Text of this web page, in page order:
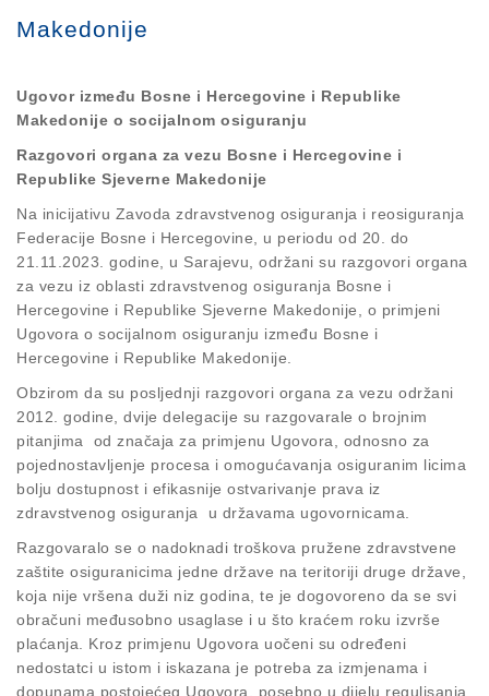
Makedonije
Ugovor između Bosne i Hercegovine i Republike
Makedonije o socijalnom osiguranju
Razgovori organa za vezu Bosne i Hercegovine i
Republike Sjeverne Makedonije
Na inicijativu Zavoda zdravstvenog osiguranja i reosiguranja
Federacije Bosne i Hercegovine, u periodu od 20. do
21.11.2023. godine, u Sarajevu, održani su razgovori organa
za vezu iz oblasti zdravstvenog osiguranja Bosne i
Hercegovine i Republike Sjeverne Makedonije, o primjeni
Ugovora o socijalnom osiguranju između Bosne i
Hercegovine i Republike Makedonije.
Obzirom da su posljednji razgovori organa za vezu održani
2012. godine, dvije delegacije su razgovarale o brojnim
pitanjima od značaja za primjenu Ugovora, odnosno za
pojednostavljenje procesa i omogućavanja osiguranim licima
bolju dostupnost i efikasnije ostvarivanje prava iz
zdravstvenog osiguranja u državama ugovornicama.
Razgovaralo se o nadoknadi troškova pružene zdravstvene
zaštite osiguranicima jedne države na teritoriji druge države,
koja nije vršena duži niz godina, te je dogovoreno da se svi
obračuni međusobno usaglase i u što kraćem roku izvrše
plaćanja. Kroz primjenu Ugovora uočeni su određeni
nedostatci u istom i iskazana je potreba za izmjenama i
dopunama postojećeg Ugovora, posebno u dijelu regulisanja